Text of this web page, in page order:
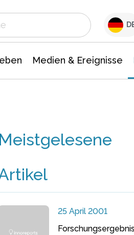
Medien & Ereignisse
Meistgelesene
25 April 2001